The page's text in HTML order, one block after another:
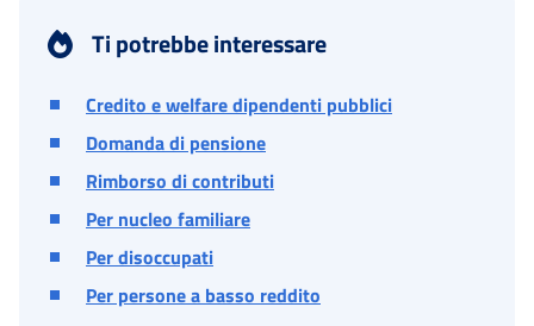
Ti potrebbe interessare
Credito e welfare dipendenti pubblici
Domanda di pensione
Rimborso di contributi
Per nucleo familiare
Per disoccupati
Per persone a basso reddito